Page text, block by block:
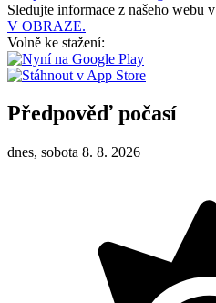
Sledujte informace z našeho webu v
V OBRAZE.
Volně ke stažení:
Předpověď počasí
dnes, sobota 8. 8. 2026